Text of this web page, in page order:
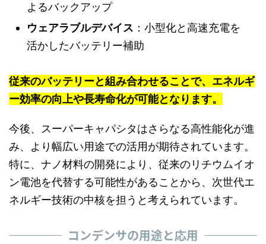
よるバックアップ
ウェアラブルデバイス ：小型化と高速充電を
活かしたバッテリー補助
従来のバッテリーと組み合わせることで、エネルギ
ー効率の向上や長寿命化が可能となります。
今後、スーパーキャパシタはさらなる高性能化が進
み、より幅広い用途での活用が期待されています。
特に、ナノ材料の開発により、従来のリチウムイオ
ン電池を代替する可能性があることから、次世代エ
ネルギー技術の中核を担うと考えられています。
コンデンサの用途と応用